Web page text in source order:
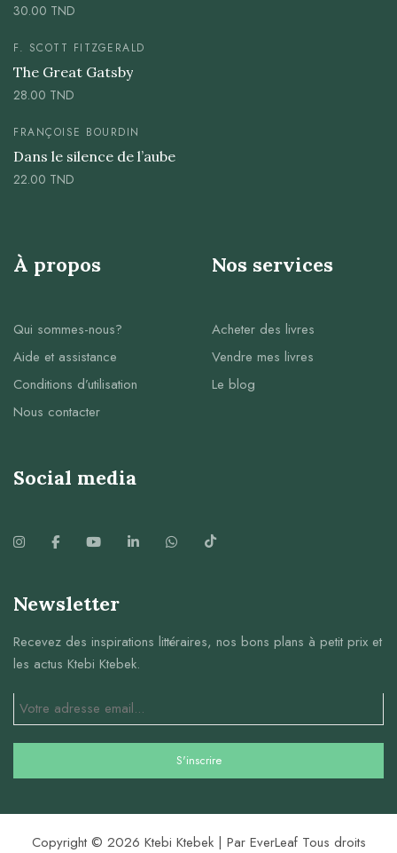
30.00 TND
F. SCOTT FITZGERALD
The Great Gatsby
28.00 TND
FRANÇOISE BOURDIN
Dans le silence de l’aube
22.00 TND
À propos
Qui sommes-nous?
Aide et assistance
Conditions d’utilisation
Nous contacter
Nos services
Acheter des livres
Vendre mes livres
Le blog
Social media
Newsletter
Recevez des inspirations littéraires, nos bons plans à petit prix et
les actus Ktebi Ktebek.
Copyright © 2026 Ktebi Ktebek | Par EverLeaf Tous droits